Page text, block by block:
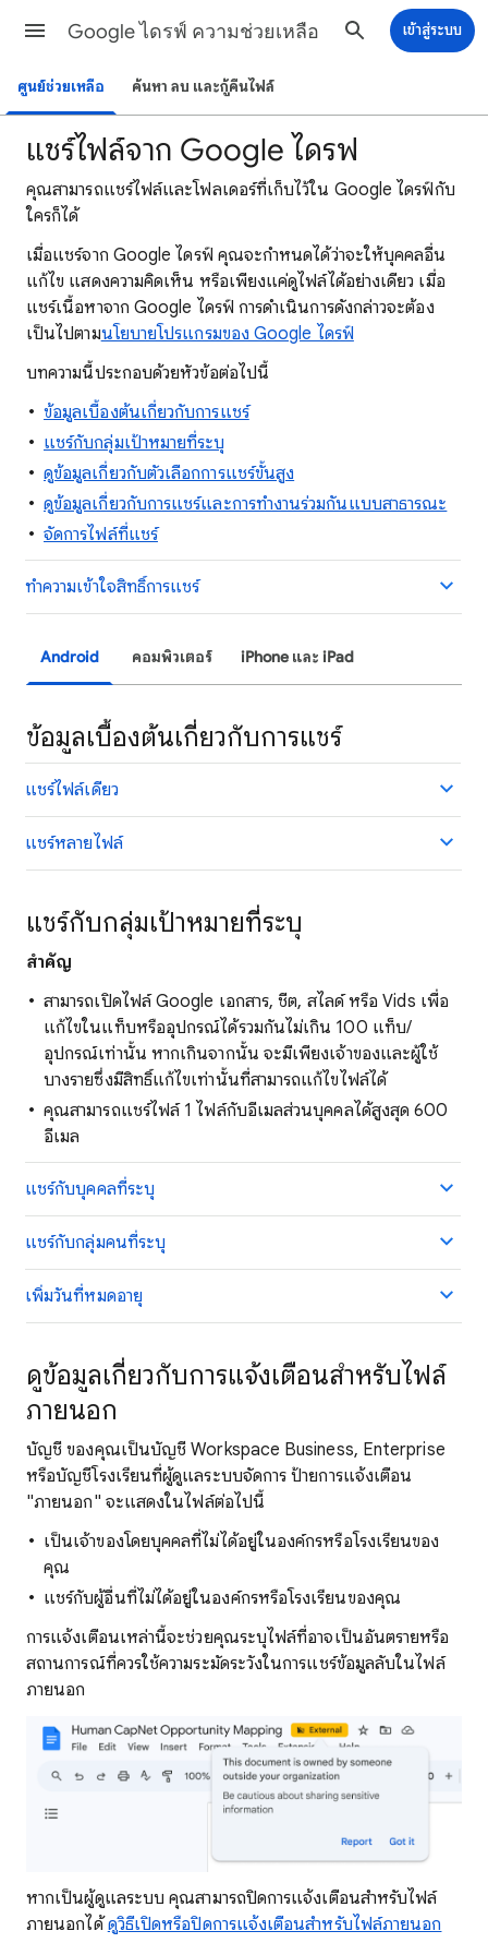
Google ไดรฟ์ ความช่วยเหลือ เข้าสู่ระบบ
ศูนย์ช่วยเหลือ ค้นหา ลบ และกู้คืนไฟล์
แชร์ไฟล์จาก Google ไดรฟ์
คุณสามารถแชร์ไฟล์และโฟลเดอร์ที่เก็บไว้ใน Google ไดรฟ์กับ
ใครก็ได้
เมื่อแชร์จาก Google ไดรฟ์ คุณจะกำหนดได้ว่าจะให้บุคคลอื่น
แก้ไข แสดงความคิดเห็น หรือเพียงแค่ดูไฟล์ได้อย่างเดียว เมื่อ
แชร์เนื้อหาจาก Google ไดรฟ์ การดำเนินการดังกล่าวจะต้อง
เป็นไปตามนโยบายโปรแกรมของ Google ไดรฟ์
บทความนี้ประกอบด้วยหัวข้อต่อไปนี้
ข้อมูลเบื้องต้นเกี่ยวกับการแชร์
แชร์กับกลุ่มเป้าหมายที่ระบุ
ดูข้อมูลเกี่ยวกับตัวเลือกการแชร์ขั้นสูง
ดูข้อมูลเกี่ยวกับการแชร์และการทำงานร่วมกันแบบสาธารณะ
จัดการไฟล์ที่แชร์
ทำความเข้าใจสิทธิ์การแชร์
Android คอมพิวเตอร์ iPhone และ iPad
ข้อมูลเบื้องต้นเกี่ยวกับการแชร์
แชร์ไฟล์เดียว
แชร์หลายไฟล์
แชร์กับกลุ่มเป้าหมายที่ระบุ
สำคัญ
สามารถเปิดไฟล์ Google เอกสาร, ชีต, สไลด์ หรือ Vids เพื่อ
แก้ไขในแท็บหรืออุปกรณ์ได้รวมกันไม่เกิน 100 แท็บ/
อุปกรณ์เท่านั้น หากเกินจากนั้น จะมีเพียงเจ้าของและผู้ใช้
บางรายซึ่งมีสิทธิ์แก้ไขเท่านั้นที่สามารถแก้ไขไฟล์ได้
คุณสามารถแชร์ไฟล์ 1 ไฟล์กับอีเมลส่วนบุคคลได้สูงสุด 600
อีเมล
แชร์กับบุคคลที่ระบุ
แชร์กับกลุ่มคนที่ระบุ
เพิ่มวันที่หมดอายุ
ดูข้อมูลเกี่ยวกับการแจ้งเตือนสำหรับไฟล์
ภายนอก
บัญชีของคุณเป็นบัญชี Workspace Business, Enterprise
หรือบัญชีโรงเรียนที่ผู้ดูแลระบบจัดการ ป้ายการแจ้งเตือน
"ภายนอก" จะแสดงในไฟล์ต่อไปนี้
เป็นเจ้าของโดยบุคคลที่ไม่ได้อยู่ในองค์กรหรือโรงเรียนของ
คุณ
แชร์กับผู้อื่นที่ไม่ได้อยู่ในองค์กรหรือโรงเรียนของคุณ
การแจ้งเตือนเหล่านี้จะช่วยคุณระบุไฟล์ที่อาจเป็นอันตรายหรือ
สถานการณ์ที่ควรใช้ความระมัดระวังในการแชร์ข้อมูลลับในไฟล์
ภายนอก
หากเป็นผู้ดูแลระบบ คุณสามารถปิดการแจ้งเตือนสำหรับไฟล์
ภายนอกได้ดูวิธีเปิดหรือปิดการแจ้งเตือนสำหรับไฟล์ภายนอก